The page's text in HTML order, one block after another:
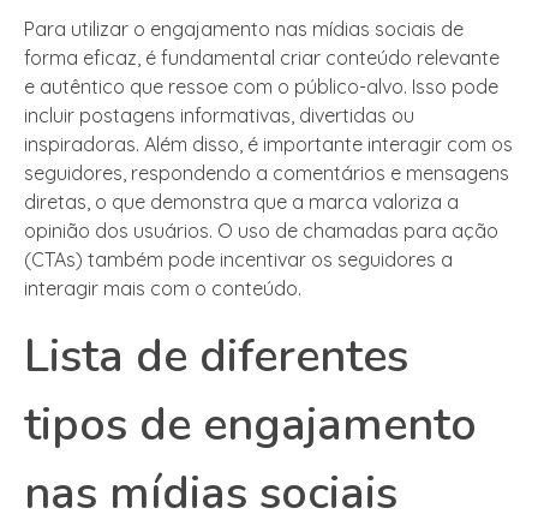
Para utilizar o engajamento nas mídias sociais de
forma eficaz, é fundamental criar conteúdo relevante
e autêntico que ressoe com o público-alvo. Isso pode
incluir postagens informativas, divertidas ou
inspiradoras. Além disso, é importante interagir com os
seguidores, respondendo a comentários e mensagens
diretas, o que demonstra que a marca valoriza a
opinião dos usuários. O uso de chamadas para ação
(CTAs) também pode incentivar os seguidores a
interagir mais com o conteúdo.
Lista de diferentes
tipos de engajamento
nas mídias sociais